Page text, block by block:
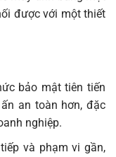
được với một thiết
bảo mật tiên tiến
an toàn hơn, đặc
nghiệp.
và phạm vi gần,